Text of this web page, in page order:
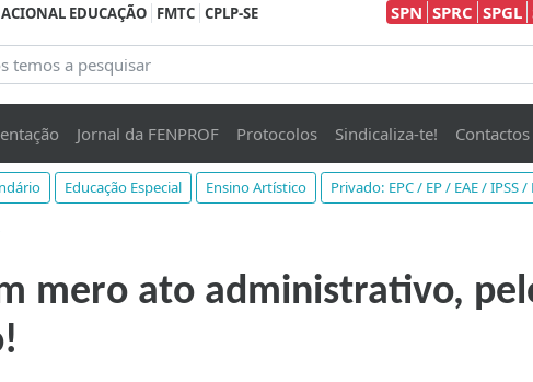
EDUCAÇÃO FMTC CPLP-SE SPN SPRC SPGL
Jornal da FENPROF Protocolos Sindicaliza-te! Contactos
Educação Especial Ensino Artístico
Privado: EPC / EP / EAE / IPSS
mero ato administrativo,